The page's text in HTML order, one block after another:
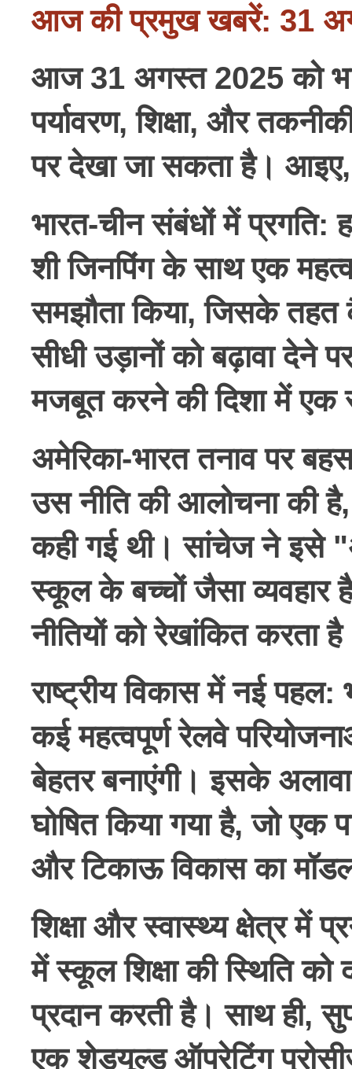
आज की प्रमुख खबरें: 31
आज 31 अगस्त 2025 को
पर्यावरण, शिक्षा, और
पर देखा जा सकता है।
भारत-चीन संबंधों में प्रगति:
शी जिनपिंग के साथ एक
समझौता किया, जिसके तहत
सीधी उड़ानों को बढ़ावा देने
मजबूत करने की दिशा में एक
अमेरिका-भारत तनाव पर
उस नीति की आलोचना की
कही गई थी। सांचेज ने इसे
स्कूल के बच्चों जैसा व्यवहार
नीतियों को रेखांकित करता
राष्ट्रीय विकास में नई पहल:
कई महत्वपूर्ण रेलवे
बेहतर बनाएंगी। इसके
घोषित किया गया है, जो
और टिकाऊ विकास का
शिक्षा और स्वास्थ्य क्षेत्र में
में स्कूल शिक्षा की स्थिति को
प्रदान करती है। साथ ही,
एक शेड्यूल्ड ऑपरेटिंग